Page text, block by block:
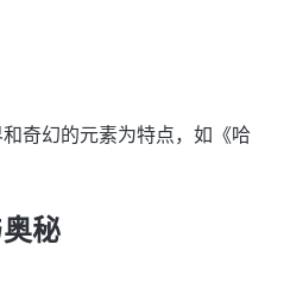
奇幻的元素为特点，如《哈
秘